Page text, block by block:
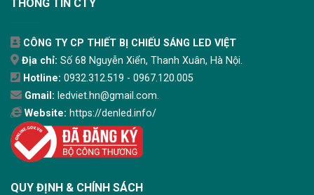
THÔNG TIN CTY
CÔNG TY CP THIẾT BỊ CHIẾU SÁNG LED VIỆT
Địa chỉ: Số 68 Nguyễn Xiển, Thanh Xuân, Hà Nội.
Hotline: 0932.312.519 - 0967.120.005
Gmail: ledviet.hn@gmail.com.
Website: https://denled.info/
QUY ĐỊNH & CHÍNH SÁCH